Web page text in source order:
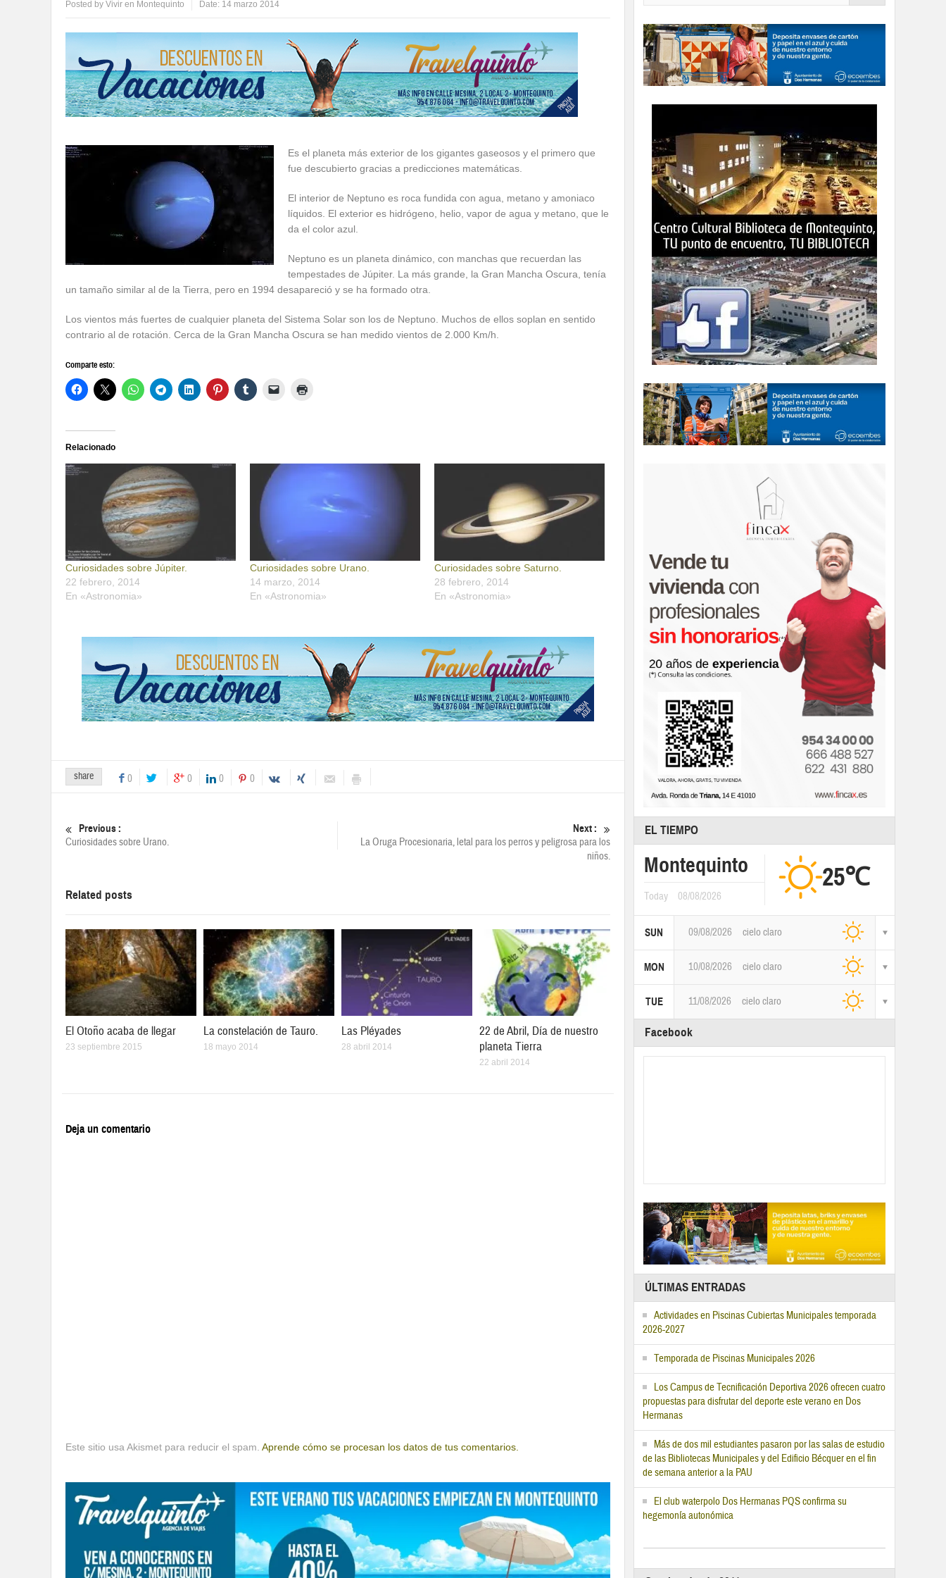
Posted by Vivir en Montequinto Date: 14 marzo 2014
Es el planeta más exterior de los gigantes gaseosos y el primero que
fue descubierto gracias a predicciones matemáticas.
El interior de Neptuno es roca fundida con agua, metano y amoniaco
líquidos. El exterior es hidrógeno, helio, vapor de agua y metano, que le
da el color azul.
Neptuno es un planeta dinámico, con manchas que recuerdan las
tempestades de Júpiter. La más grande, la Gran Mancha Oscura, tenía
un tamaño similar al de la Tierra, pero en 1994 desapareció y se ha formado otra.
Los vientos más fuertes de cualquier planeta del Sistema Solar son los de Neptuno. Muchos de ellos soplan en sentido
contrario al de rotación. Cerca de la Gran Mancha Oscura se han medido vientos de 2.000 Km/h.
Comparte esto:
Relacionado
Curiosidades sobre Júpiter.
22 febrero, 2014
En «Astronomia»
Curiosidades sobre Urano.
14 marzo, 2014
En «Astronomia»
Curiosidades sobre Saturno.
28 febrero, 2014
En «Astronomia»
share 0 0 0 0
Previous :
Curiosidades sobre Urano.
Next :
La Oruga Procesionaria, letal para los perros y peligrosa para los
niños.
Related posts
El Otoño acaba de llegar
23 septiembre 2015
La constelación de Tauro.
18 mayo 2014
Las Pléyades
28 abril 2014
22 de Abril, Día de nuestro
planeta Tierra
22 abril 2014
Deja un comentario
Este sitio usa Akismet para reducir el spam. Aprende cómo se procesan los datos de tus comentarios.
EL TIEMPO
Montequinto
Today 08/08/2026
25℃
SUN 09/08/2026 cielo claro
MON 10/08/2026 cielo claro
TUE 11/08/2026 cielo claro
Facebook
ÚLTIMAS ENTRADAS
Actividades en Piscinas Cubiertas Municipales temporada
2026-2027
Temporada de Piscinas Municipales 2026
Los Campus de Tecnificación Deportiva 2026 ofrecen cuatro
propuestas para disfrutar del deporte este verano en Dos
Hermanas
Más de dos mil estudiantes pasaron por las salas de estudio
de las Bibliotecas Municipales y del Edificio Bécquer en el fin
de semana anterior a la PAU
El club waterpolo Dos Hermanas PQS confirma su
hegemonía autonómica